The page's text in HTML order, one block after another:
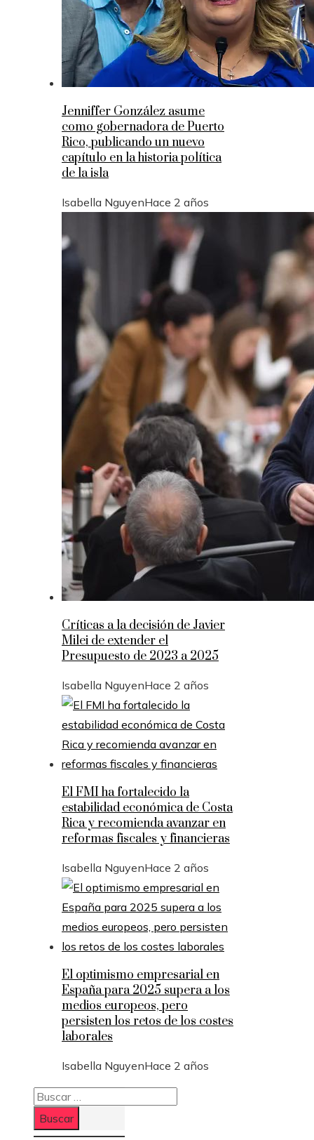
Jenniffer González asume
como gobernadora de Puerto
Rico, publicando un nuevo
capítulo en la historia política
de la isla
Isabella NguyenHace 2 años
Críticas a la decisión de Javier
Milei de extender el
Presupuesto de 2023 a 2025
Isabella NguyenHace 2 años
El FMI ha fortalecido la
estabilidad económica de Costa
Rica y recomienda avanzar en
reformas fiscales y financieras
Isabella NguyenHace 2 años
El optimismo empresarial en
España para 2025 supera a los
medios europeos, pero
persisten los retos de los costes
laborales
Isabella NguyenHace 2 años
Buscar: